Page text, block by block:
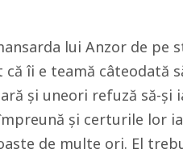
lui Anzor de pe
îi e teamă câteodată
și uneori refuză să-și
și certurile lor
de multe ori. El